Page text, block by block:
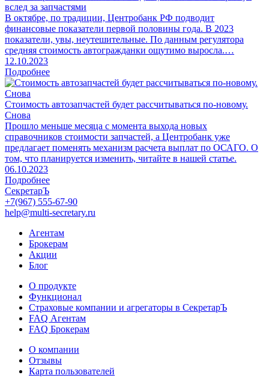
вслед за запчастями
В октябре, по традиции, Центробанк РФ подводит
финансовые показатели первой половины года. В 2023
показатели, увы, неутешительные. По данным регулятора
средняя стоимость автогражданки ощутимо выросла.…
12.10.2023
Подробнее
Стоимость автозапчастей будет рассчитываться по-новому.
Снова
Прошло меньше месяца с момента выхода новых
справочников стоимости запчастей, а Центробанк уже
предлагает поменять механизм расчета выплат по ОСАГО. О
том, что планируется изменить, читайте в нашей статье.
06.10.2023
Подробнее
СекретарЪ
+7(967) 555-67-90
help@multi-secretary.ru
Агентам
Брокерам
Акции
Блог
О продукте
Функционал
Страховые компании и агрегаторы в СекретарЪ
FAQ Агентам
FAQ Брокерам
О компании
Отзывы
Карта пользователей